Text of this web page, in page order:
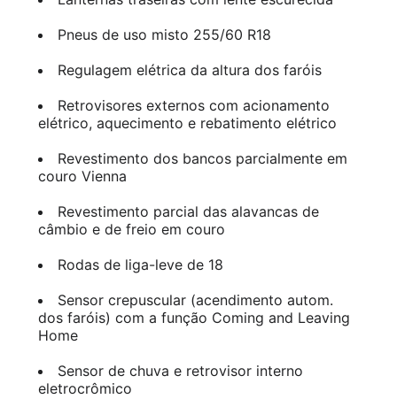
Pneus de uso misto 255/60 R18
Regulagem elétrica da altura dos faróis
Retrovisores externos com acionamento
elétrico, aquecimento e rebatimento elétrico
Revestimento dos bancos parcialmente em
couro Vienna
Revestimento parcial das alavancas de
câmbio e de freio em couro
Rodas de liga-leve de 18
Sensor crepuscular (acendimento autom.
dos faróis) com a função Coming and Leaving
Home
Sensor de chuva e retrovisor interno
eletrocrômico